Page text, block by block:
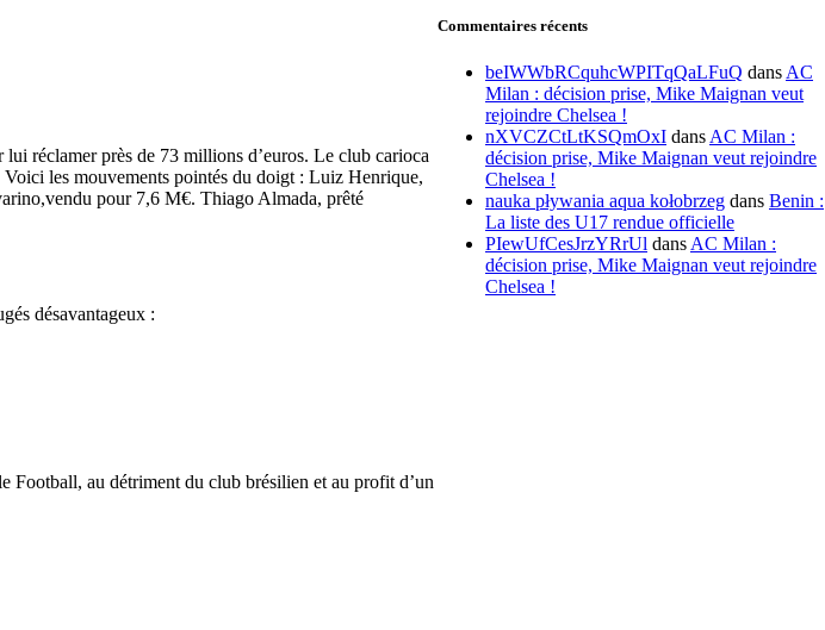
réclamer près de 73 millions d’euros. Le club carioca
les mouvements pointés du doigt : Luiz Henrique,
pour 7,6 M€. Thiago Almada, prêté
désavantageux :
Football, au détriment du club brésilien et au profit d’un
Commentaires récents
beIWWbRCquhcWPITqQaLFuQ dans AC
Milan : décision prise, Mike Maignan veut
rejoindre Chelsea !
nXVCZCtLtKSQmOxI dans AC Milan :
décision prise, Mike Maignan veut rejoindre
Chelsea !
nauka pływania aqua kołobrzeg dans Benin :
La liste des U17 rendue officielle
PIewUfCesJrzYRrUl dans AC Milan :
décision prise, Mike Maignan veut rejoindre
Chelsea !